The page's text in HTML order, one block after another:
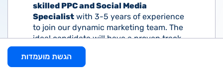
skilled PPC and Social Media
Specialist with 3-5 years of experience
to join our dynamic marketing team. The
ideal candidate will have a proven track
record in managing pay-per-click (PPC)
campaigns and creating compelling
הגשת מועמדות